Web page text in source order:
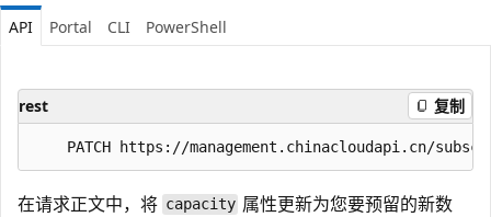
API Portal CLI PowerShell
rest 复制
在请求正文中，将 capacity 属性更新为您要预留的新数